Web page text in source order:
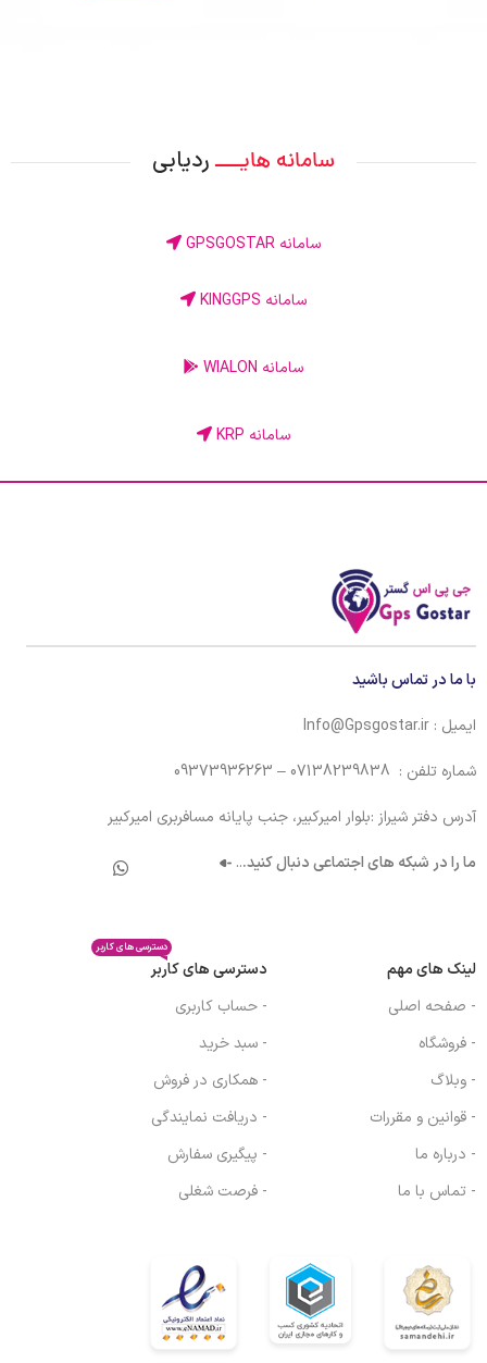
سامانه هایــــ ردیابی
سامانه GPSGOSTAR
سامانه KINGGPS
سامانه WIALON
سامانه KRP
با ما در تماس باشید
ایمیل : Info@Gpsgostar.ir
شماره تلفن : 07138239838 – 09373936263
آدرس دفتر شیراز :بلوار امیرکبیر، جنب پایانه مسافربری امیرکبیر
ما را در شبکه های اجتماعی دنبال کنید...
لینک های مهم
- صفحه اصلی
- فروشگاه
- وبلاگ
- قوانین و مقررات
- درباره ما
- تماس با ما
دسترسی های کاربر
دسترسی های کاربر
- حساب کاربری
- سبد خرید
- همکاری در فروش
- دریافت نمایندگی
- پیگیری سفارش
- فرصت شغلی